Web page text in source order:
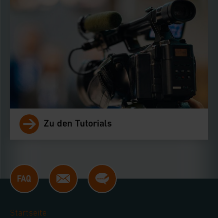
Zu den Tutorials
Startseite